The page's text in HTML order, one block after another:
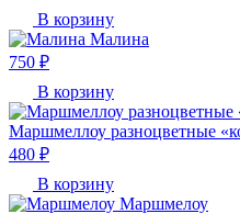
В корзину
Малина
750 ₽
В корзину
Маршмеллоу разноцветные
480 ₽
В корзину
Маршмелоу